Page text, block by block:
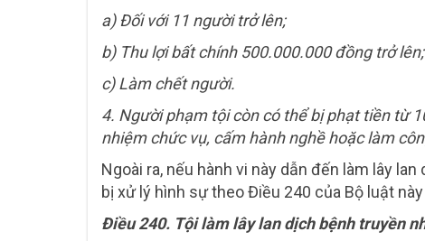
a) Đối với 11 người trở lên;
b) Thu lợi bất chính 500.000.000 đồng trở lên;
c) Làm chết người.
4. Người phạm tội còn có thể bị phạt tiền từ
nhiệm chức vụ, cấm hành nghề hoặc làm
Ngoài ra, nếu hành vi này dẫn đến làm lây
bị xử lý hình sự theo Điều 240 của Bộ luật
Điều 240. Tội làm lây lan dịch bệnh truyền